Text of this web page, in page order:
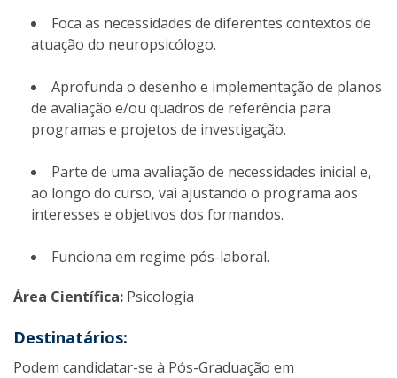
Foca as necessidades de diferentes contextos de
atuação do neuropsicólogo.
Aprofunda o desenho e implementação de planos
de avaliação e/ou quadros de referência para
programas e projetos de investigação.
Parte de uma avaliação de necessidades inicial e,
ao longo do curso, vai ajustando o programa aos
interesses e objetivos dos formandos.
Funciona em regime pós-laboral.
Área Científica: Psicologia
Destinatários:
Podem candidatar-se à Pós-Graduação em